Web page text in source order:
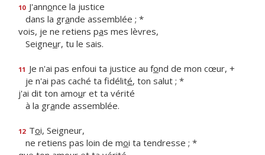
10 J'annonce la justice
dans la grande assemblée ; *
vois, je ne retiens pas mes lèvres,
Seigneur, tu le sais.
11 Je n'ai pas enfoui ta justice au fond de mon cœur, +
je n'ai pas caché ta fidélité, ton salut ; *
j'ai dit ton amour et ta vérité
à la grande assemblée.
12 Toi, Seigneur,
ne retiens pas loin de moi ta tendresse ; *